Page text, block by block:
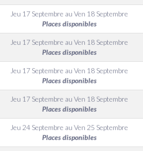
Jeu 17 Septembre au Ven 18 Septembre
Places disponibles
Jeu 17 Septembre au Ven 18 Septembre
Places disponibles
Jeu 17 Septembre au Ven 18 Septembre
Places disponibles
Jeu 17 Septembre au Ven 18 Septembre
Places disponibles
Jeu 24 Septembre au Ven 25 Septembre
Places disponibles